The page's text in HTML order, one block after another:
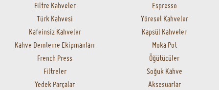
Filtre Kahveler
Espresso
Türk Kahvesi
Yöresel Kahveler
Kafeinsiz Kahveler
Kapsül Kahveler
Kahve Demleme Ekipmanları
Moka Pot
French Press
Öğütücüler
Filtreler
Soğuk Kahve
Yedek Parçalar
Aksesuarlar